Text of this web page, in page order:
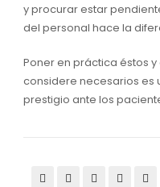
y procurar estar
del personal hace la
Poner en práctica éstos
considere necesarios es
prestigio ante los